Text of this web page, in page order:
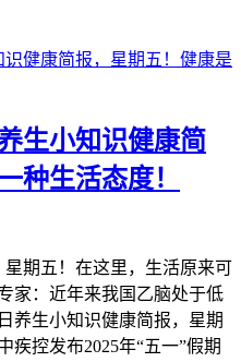
生小知识健康简
种生活态度！
星期五！在这里，生活原来可
家：近年来我国乙脑处于低
养生小知识健康简报，星期
疾控发布2025年“五一”假期